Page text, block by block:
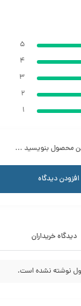
دیدگاه خریداران
نوشته نشده است.
5
4
3
2
1
محصول بنویسید ...
افزودن دیدگاه